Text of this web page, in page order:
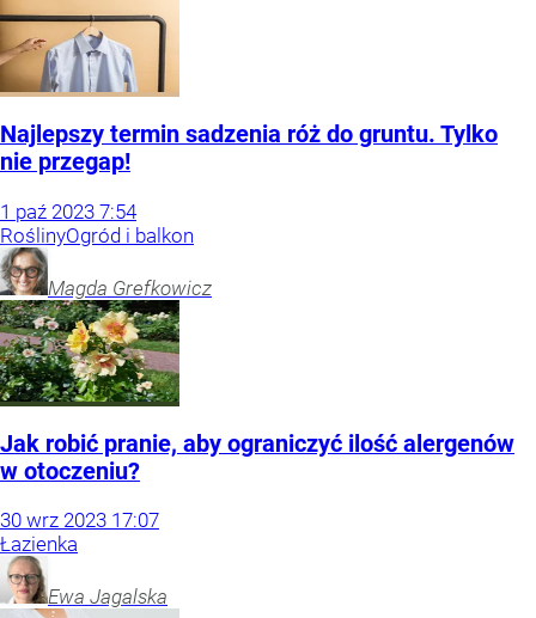
Najlepszy termin sadzenia róż do gruntu. Tylko
nie przegap!
1 paź 2023 7:54
RoślinyOgród i balkon
Magda Grefkowicz
Jak robić pranie, aby ograniczyć ilość alergenów
w otoczeniu?
30 wrz 2023 17:07
Łazienka
Ewa Jagalska